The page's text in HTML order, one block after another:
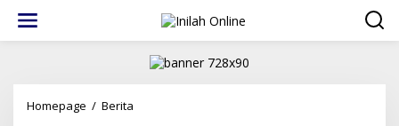
konten
Homepage / Berita